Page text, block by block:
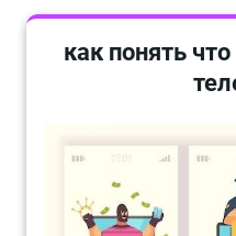
как понять